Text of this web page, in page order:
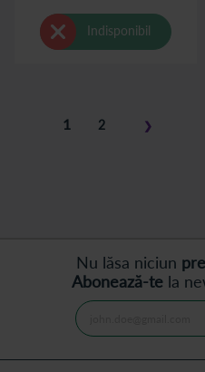
Indisponibil
în
1 Pagina
2 ❯
Nu lăsa niciun
Abonează-tela